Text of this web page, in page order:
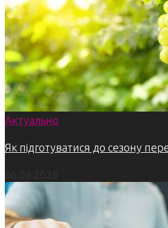
Актуально
Як підготуватися до сезону